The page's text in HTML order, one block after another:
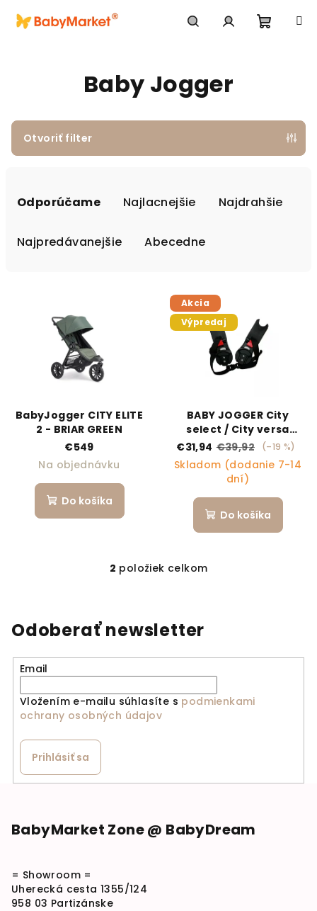
Baby Jogger
Otvoriť filter
Odporúčame Najlacnejšie Najdrahšie
Najpredávanejšie Abecedne
BabyJogger CITY ELITE
2 - BRIAR GREEN
€549
Na objednávku
Do košíka
Akcia
Výpredaj
BABY JOGGER City
select / City versa
Adaptér MAXI-COSI
€31,94 €39,92 (–19 %)
Skladom (dodanie 7-14
dní)
Do košíka
Ovládacie prvky
2 položiek celkom
Odoberať newsletter
Email
Vložením e-mailu súhlasíte s podmienkami
ochrany osobných údajov
Prihlásiť sa
BabyMarket Zone @ BabyDream
= Showroom =
Uherecká cesta 1355/124
958 03 Partizánske